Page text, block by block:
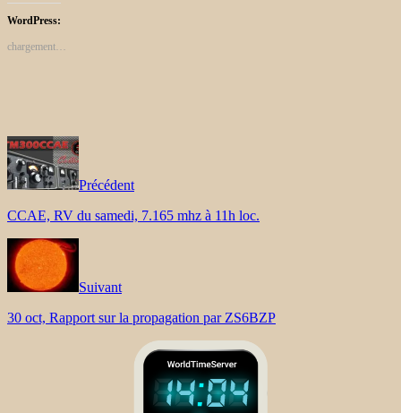
WordPress:
chargement…
Précédent
CCAE, RV du samedi, 7.165 mhz à 11h loc.
Suivant
30 oct, Rapport sur la propagation par ZS6BZP